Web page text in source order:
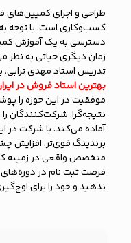
طراحی و اجرای کمپین‌های
کسب‌وکاری است. با توجه به
دسترسی به یک آموزش
زمان دیگری حیاتی به
تدریس استاد مهدی
بهترین استاد فروش در
موفقیت در این حوزه را
نتیجه‌گرا، شرکت‌کنندگان
آماده می‌کند. با شرکت در
برندینگ قوی‌تر،
متخصص واقعی در زمینه
فرصت ثبت نام در
ندهید و خود را برای